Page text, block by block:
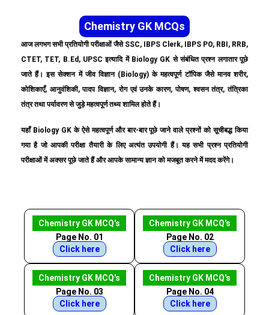
Chemistry GK MCQs
आज लगभग सभी प्रतियोगी परीक्षाओं जैसे SSC, IBPS Clerk, IBPS PO, RBI, RRB,
CTET, TET, B.Ed, UPSC इत्यादि में Biology GK से संबंधित प्रश्न लगातार पूछे
जाते हैं। इस सेक्शन में जीव विज्ञान (Biology) के महत्वपूर्ण टॉपिक जैसे मानव शरीर,
कोशिकाएँ, आनुवंशिकी, पादप विज्ञान, रोग एवं उनके कारण, पोषण, श्वसन तंत्र, तंत्रिका
तंत्र तथा पर्यावरण से जुड़े महत्वपूर्ण तथ्य शामिल होते हैं।
यहाँ Biology GK के ऐसे महत्वपूर्ण और बार-बार पूछे जाने वाले प्रश्नों को सूचीबद्ध किया
गया है जो आपकी परीक्षा तैयारी के लिए अत्यंत उपयोगी हैं। यह सभी प्रश्न प्रतियोगी
परीक्षाओं में अक्सर पूछे जाते हैं और आपके सामान्य ज्ञान को मजबूत करने में मदद करेंगे।
Chemistry GK MCQ's
Page No. 01
Click here
Chemistry GK MCQ's
Page No. 02
Click here
Chemistry GK MCQ's
Page No. 03
Click here
Chemistry GK MCQ's
Page No. 04
Click here